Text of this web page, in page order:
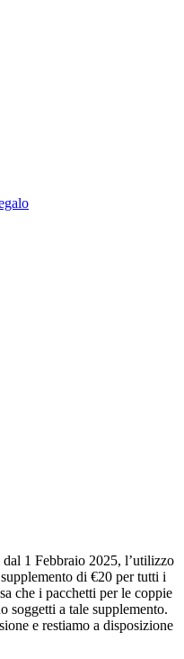
1 Febbraio 2025, l’utilizzo
di €20 per tutti i
che i pacchetti per le coppie
soggetti a tale supplemento.
e restiamo a disposizione